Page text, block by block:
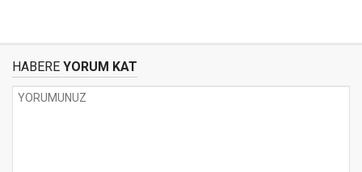
HABERE YORUM KAT